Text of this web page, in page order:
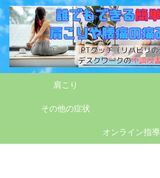
肩こり
その他の症状
オンライン指導